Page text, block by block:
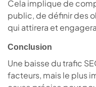
Cela implique de
public, de définir des
qui attirera et
Conclusion
Une baisse du trafic
facteurs, mais le plus